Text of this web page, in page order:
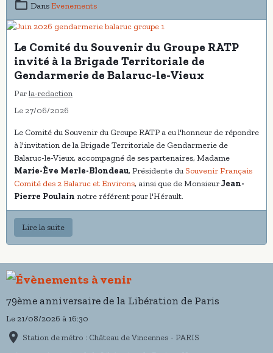
DansEvenements
Le Comité du Souvenir du Groupe RATP
invité à la Brigade Territoriale de
Gendarmerie de Balaruc-le-Vieux
Parla-redaction
Le 27/06/2026
Le Comité du Souvenir du Groupe RATP a eu l'honneur de répondre
à l'invitation de la Brigade Territoriale de Gendarmerie de
Balaruc-le-Vieux, accompagné de ses partenaires, Madame
Marie-Ève Merle-Blondeau, Présidente du Souvenir Français
Comité des 2 Balaruc et Environs, ainsi que de MonsieurJean-
Pierre Poulain notre référent pour l'Hérault.
Lire la suite
79ème anniversaire de la Libération de Paris
Le 21/08/2026 à 16:30
Station de métro : Château de Vincennes - PARIS